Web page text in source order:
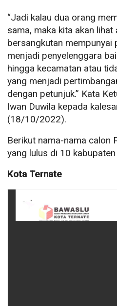
“Jadi kalau dua orang
sama, maka kita akan
bersangkutan mempunyai
menjadi penyelenggara
hingga kecamatan atau
yang menjadi
dengan petunjuk.” Kata
Iwan Duwila kepada
(18/10/2022).
Berikut nama-nama calon
yang lulus di 10
Kota Ternate